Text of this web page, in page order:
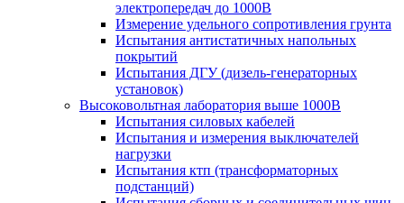
электропередач до 1000В
Измерение удельного сопротивления грунта
Испытания антистатичных напольных
покрытий
Испытания ДГУ (дизель-генераторных
установок)
Высоковольтная лаборатория выше 1000В
Испытания силовых кабелей
Испытания и измерения выключателей
нагрузки
Испытания ктп (трансформаторных
подстанций)